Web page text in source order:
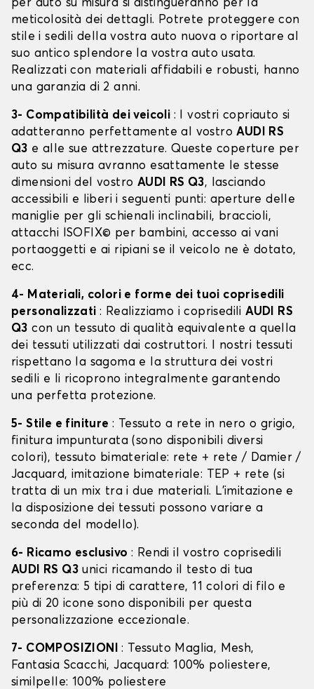
per auto su misura si distingueranno per la
meticolosità dei dettagli. Potrete proteggere con
stile i sedili della vostra auto nuova o riportare al
suo antico splendore la vostra auto usata.
Realizzati con materiali affidabili e robusti, hanno
una garanzia di 2 anni.
3- Compatibilità dei veicoli : I vostri copriauto si
adatteranno perfettamente al vostroAUDI RS
Q3 e alle sue attrezzature. Queste coperture per
auto su misura avranno esattamente le stesse
dimensioni del vostro AUDI RS Q3, lasciando
accessibili e liberi i seguenti punti: aperture delle
maniglie per gli schienali inclinabili, braccioli,
attacchi ISOFIX© per bambini, accesso ai vani
portaoggetti e ai ripiani se il veicolo ne è dotato,
ecc.
4- Materiali, colori e forme dei tuoi coprisedili
personalizzati: Realizziamo i coprisediliAUDI RS
Q3 con un tessuto di qualità equivalente a quella
dei tessuti utilizzati dai costruttori. I nostri tessuti
rispettano la sagoma e la struttura dei vostri
sedili e li ricoprono integralmente garantendo
una perfetta protezione.
5- Stile e finiture : Tessuto a rete in nero o grigio,
finitura impunturata (sono disponibili diversi
colori), tessuto bimateriale: rete + rete / Damier /
Jacquard, imitazione bimateriale: TEP + rete (si
tratta di un mix tra i due materiali. L'imitazione e
la disposizione dei tessuti possono variare a
seconda del modello).
6- Ricamo esclusivo : Rendi il vostro coprisedili
AUDI RS Q3 unici ricamando il testo di tua
preferenza: 5 tipi di carattere, 11 colori di filo e
più di 20 icone sono disponibili per questa
personalizzazione eccezionale.
7- COMPOSIZIONI: Tessuto Maglia, Mesh,
Fantasia Scacchi, Jacquard: 100% poliestere,
similpelle: 100% poliestere